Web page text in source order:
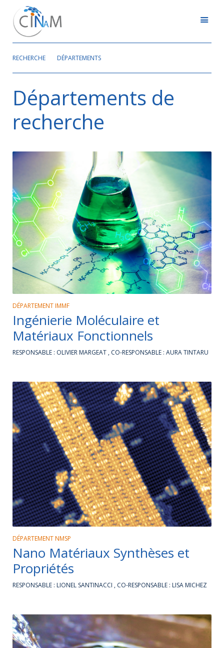
RECHERCHE DÉPARTEMENTS
Départements de
recherche
DÉPARTEMENT IMMF
Ingénierie Moléculaire et
Matériaux Fonctionnels
RESPONSABLE : OLIVIER MARGEAT , CO-RESPONSABLE : AURA TINTARU
DÉPARTEMENT NMSP
Nano Matériaux Synthèses et
Propriétés
RESPONSABLE : LIONEL SANTINACCI , CO-RESPONSABLE : LISA MICHEZ